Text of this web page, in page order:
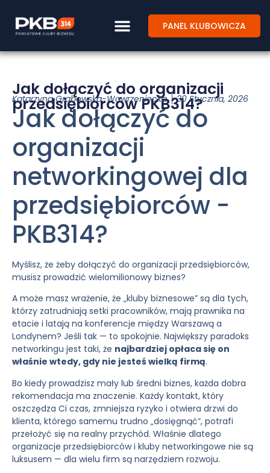
PANEL KLUBOWICZA
Jak dołączyć do organizacji
przedsiębiorców PKB314?
Katarzyna Grabowska-Wawrzeniecka 30 Stycznia, 2026
Jak dołączyć do
organizacji
networkingowej dla
przedsiębiorców -
PKB314?
Myślisz, że żeby dołączyć do organizacji przedsiębiorców,
musisz prowadzić wielomilionowy biznes?
A może masz wrażenie, że „kluby biznesowe” są dla tych,
którzy zatrudniają setki pracowników, mają prawnika na
etacie i latają na konferencje między Warszawą a
Londynem? Jeśli tak — to spokojnie. Największy paradoks
networkingu jest taki, że najbardziej opłaca się on
właśnie wtedy, gdy nie jesteś wielką firmą.
Bo kiedy prowadzisz mały lub średni biznes, każda dobra
rekomendacja ma znaczenie. Każdy kontakt, który
oszczędza Ci czas, zmniejsza ryzyko i otwiera drzwi do
klienta, którego samemu trudno „dosięgnąć”, potrafi
przełożyć się na realny przychód. Właśnie dlatego
organizacje przedsiębiorców i kluby networkingowe nie są
luksusem — dla wielu firm są narzędziem rozwoju.